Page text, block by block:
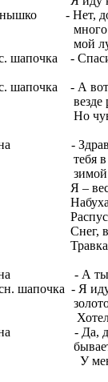
- Нет,
много
мой
шапочка -
шапочка - А вот
везде
-
тебя
весна.
на
в ручейки
- А ты
шапочка - Я
нарвать
- Да, для
есть